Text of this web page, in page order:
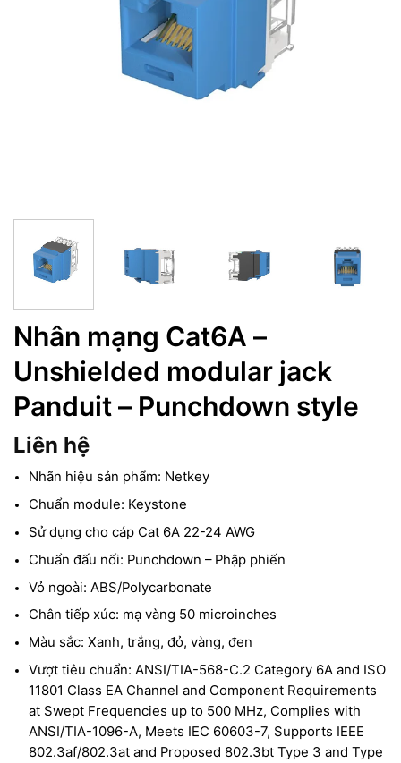
Nhân mạng Cat6A –
Unshielded modular jack
Panduit – Punchdown style
Liên hệ
Nhãn hiệu sản phẩm: Netkey
Chuẩn module: Keystone
Sử dụng cho cáp Cat 6A 22-24 AWG
Chuẩn đấu nối: Punchdown – Phập phiến
Vỏ ngoài: ABS/Polycarbonate
Chân tiếp xúc: mạ vàng 50 microinches
Màu sắc: Xanh, trắng, đỏ, vàng, đen
Vượt tiêu chuẩn: ANSI/TIA-568-C.2 Category 6A and ISO
11801 Class EA Channel and Component Requirements
at Swept Frequencies up to 500 MHz, Complies with
ANSI/TIA-1096-A, Meets IEC 60603-7, Supports IEEE
802.3af/802.3at and Proposed 802.3bt Type 3 and Type